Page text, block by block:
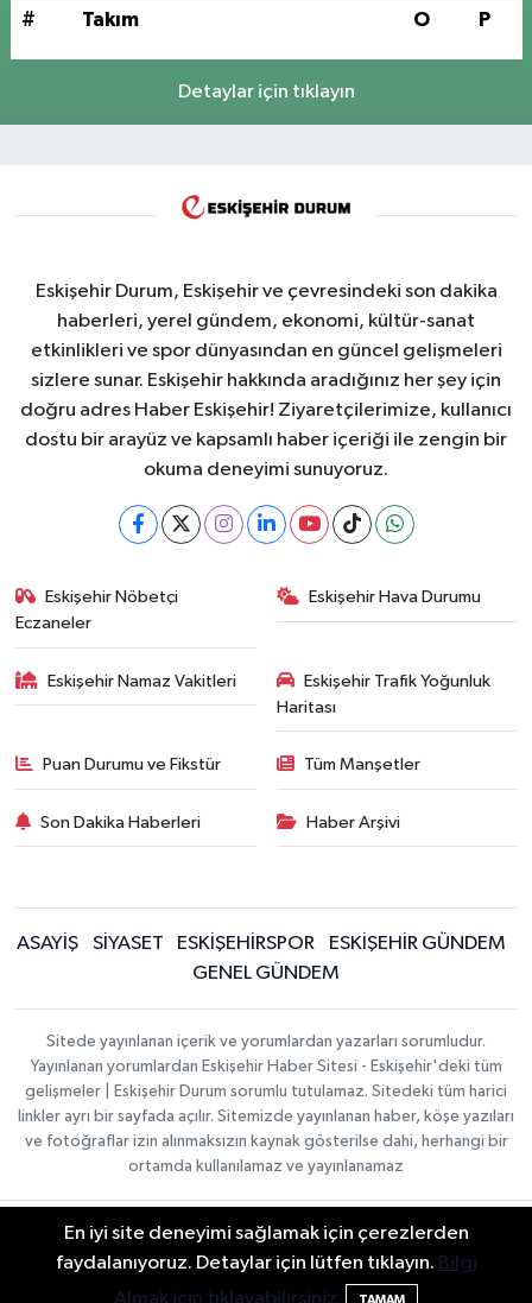
# Takım O P
Detaylar için tıklayın
Eskişehir Durum, Eskişehir ve çevresindeki son dakika
haberleri, yerel gündem, ekonomi, kültür-sanat
etkinlikleri ve spor dünyasından en güncel gelişmeleri
sizlere sunar. Eskişehir hakkında aradığınız her şey için
doğru adres Haber Eskişehir! Ziyaretçilerimize, kullanıcı
dostu bir arayüz ve kapsamlı haber içeriği ile zengin bir
okuma deneyimi sunuyoruz.
Eskişehir Nöbetçi
Eczaneler
Eskişehir Hava Durumu
Eskişehir Namaz Vakitleri
Eskişehir Trafik Yoğunluk
Haritası
Puan Durumu ve Fikstür Tüm Manşetler
Son Dakika Haberleri Haber Arşivi
ASAYİŞ SİYASET ESKİŞEHİRSPOR
ESKİŞEHİR GÜNDEM
GENEL GÜNDEM
Sitede yayınlanan içerik ve yorumlardan yazarları sorumludur.
Yayınlanan yorumlardan Eskişehir Haber Sitesi - Eskişehir'deki tüm
gelişmeler | Eskişehir Durum sorumlu tutulamaz. Sitedeki tüm harici
linkler ayrı bir sayfada açılır. Sitemizde yayınlanan haber, köşe yazıları
ve fotoğraflar izin alınmaksızın kaynak gösterilse dahi, herhangi bir
ortamda kullanılamaz ve yayınlanamaz
Gizlilik Sözleşmesi
Hakkımızda
İletişim
Topluluk Kuralları
Yayın İlkeleri
Haber Yazılımı:
Bilişim | Copyright ©
2026
En iyi site deneyimi sağlamak için çerezlerden
faydalanıyoruz. Detaylar için lütfen tıklayın. Bilgi
Almak için tıklayabilirsiniz.
TAMAM